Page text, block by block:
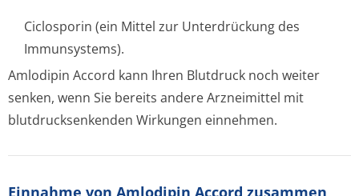
Ciclosporin (ein Mittel zur Unterdrückung des
Immunsystems).
Amlodipin Accord kann Ihren Blutdruck noch weiter
senken, wenn Sie bereits andere Arzneimittel mit
blutdrucksenkenden Wirkungen einnehmen.
Einnahme von Amlodipin Accord zusammen